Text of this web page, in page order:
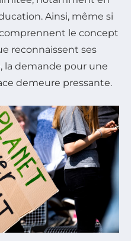
Ainsi, même si
le concept
reconnaissent ses
la demande pour une
demeure pressante.